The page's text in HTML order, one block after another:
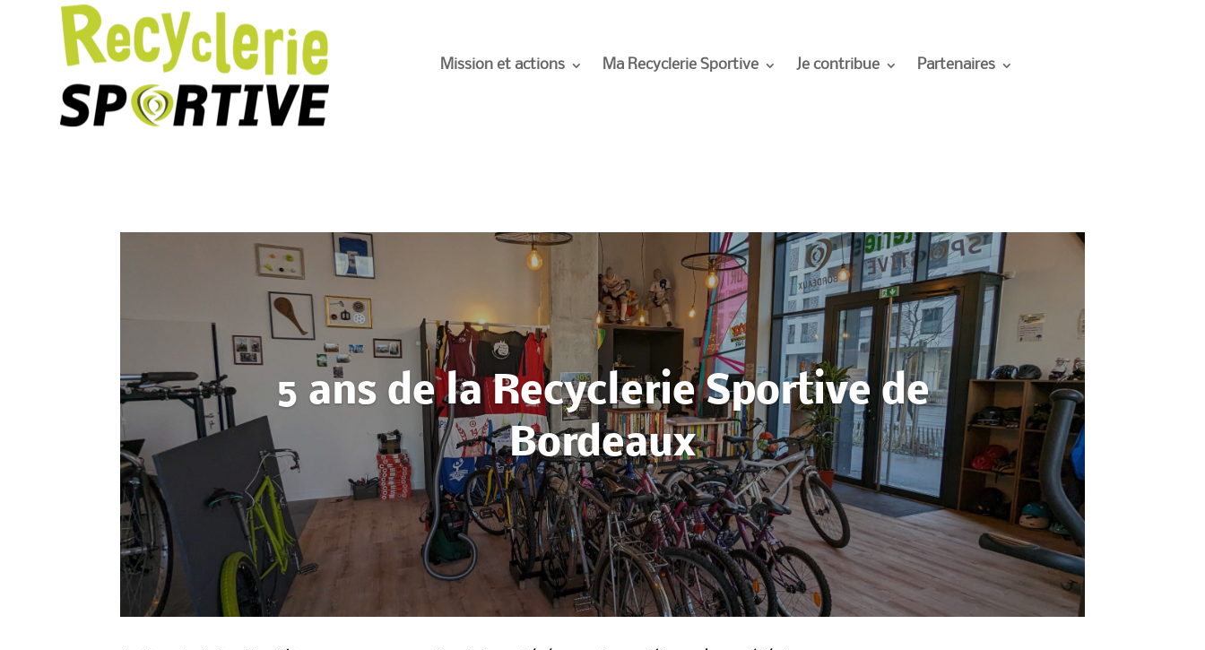
Mission et actions Ma Recyclerie Sportive Je contribue Partenaires
5 ans de la Recyclerie Sportive de
Bordeaux